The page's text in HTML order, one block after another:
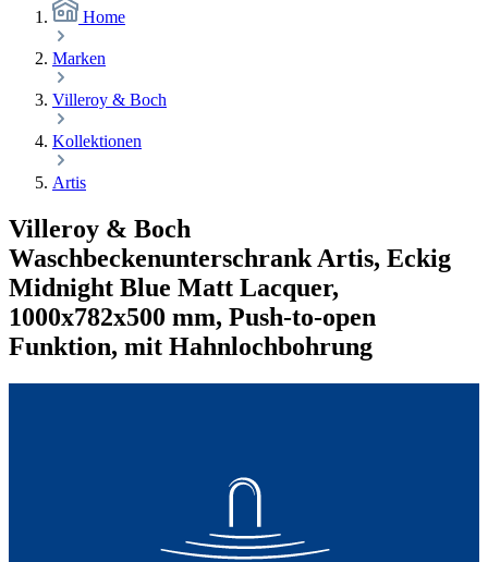
Home
Marken
Villeroy & Boch
Kollektionen
Artis
Villeroy & Boch
Waschbeckenunterschrank Artis, Eckig
Midnight Blue Matt Lacquer,
1000x782x500 mm, Push-to-open
Funktion, mit Hahnlochbohrung